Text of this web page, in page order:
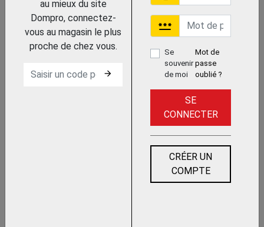
Trouvez le chez votre
SPALTER A LISSER ET
VITRIFIER
au mieux du site
Dompro, connectez-
vous au magasin le plus
proche de chez vous.
arrow_forward
password
Se
souvenir
de moi
Mot de
passe
oublié ?
SE
CONNECTER
CRÉER UN
COMPTE